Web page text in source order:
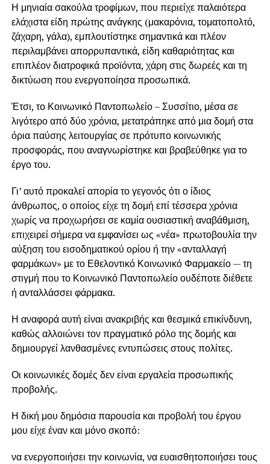
Η μηνιαία σακούλα τροφίμων, που περιείχε παλαιότερα
ελάχιστα είδη πρώτης ανάγκης (μακαρόνια, τοματοπολτό,
ζάχαρη, γάλα), εμπλουτίστηκε σημαντικά και πλέον
περιλαμβάνει απορρυπαντικά, είδη καθαριότητας και
επιπλέον διατροφικά προϊόντα, χάρη στις δωρεές και τη
δικτύωση που ενεργοποίησα προσωπικά.
Έτσι, το Κοινωνικό Παντοπωλείο – Συσσίτιο, μέσα σε
λιγότερο από δύο χρόνια, μετατράπηκε από μια δομή στα
όρια παύσης λειτουργίας σε πρότυπο κοινωνικής
προσφοράς, που αναγνωρίστηκε και βραβεύθηκε για το
έργο του.
Γι’ αυτό προκαλεί απορία το γεγονός ότι ο ίδιος
άνθρωπος, ο οποίος είχε τη δομή επί τέσσερα χρόνια
χωρίς να προχωρήσει σε καμία ουσιαστική αναβάθμιση,
επιχειρεί σήμερα να εμφανίσει ως «νέα» πρωτοβουλία την
αύξηση του εισοδηματικού ορίου ή την «ανταλλαγή
φαρμάκων» με το Εθελοντικό Κοινωνικό Φαρμακείο — τη
στιγμή που το Κοινωνικό Παντοπωλείο ουδέποτε διέθετε
ή ανταλλάσσει φάρμακα.
Η αναφορά αυτή είναι ανακριβής και θεσμικά επικίνδυνη,
καθώς αλλοιώνει τον πραγματικό ρόλο της δομής και
δημιουργεί λανθασμένες εντυπώσεις στους πολίτες.
Οι κοινωνικές δομές δεν είναι εργαλεία προσωπικής
προβολής.
Η δική μου δημόσια παρουσία και προβολή του έργου
μου είχε έναν και μόνο σκοπό:
να ενεργοποιήσει την κοινωνία, να ευαισθητοποιήσει τους